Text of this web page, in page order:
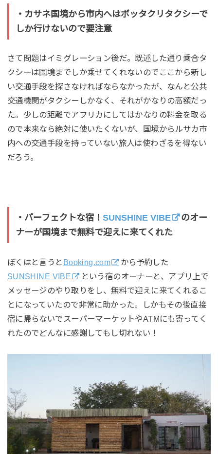
・カサネ国境から市内へはボッタクリタクシーで
しか行けないので要注意
さて問題はイミグレーション後だ。既述した通り乗合タ
クシーは国境までしか乗せてくれないのでここから新し
い交通手段を探さなければならなかったが、なんと公共
交通機関がタクシーしかなく、それがかなりの高額だっ
た。少しの距離でアフリカにしてはかなりの料金を取る
ので本来なら絶対に使いたくないが、国境からルサカ市
内への交通手段を持っていない旅人は使わざるを得ない
だろう。
・パーフェクトな宿！ SUNSHINE VIBE
のオー
ナーが国境まで無料で迎えに来てくれた
ぼくはと言うと Booking.com
から予約した
SUNSHINE VIBE
という宿のオーナーと、アプリ上で
メッセージのやり取りをし、無料で迎えに来てくれるこ
とになっていたので非常に助かった。しかもその後直接
宿に帰らないでスーパーマーケットやATMにも寄ってく
れたのでどんなに感謝してもし切れない！